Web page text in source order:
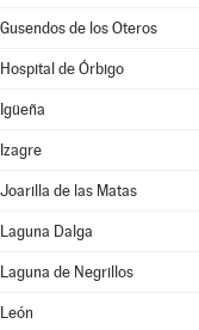
Gusendos de los Oteros
Hospital de Órbigo
Igüeña
Izagre
Joarilla de las Matas
Laguna Dalga
Laguna de Negrillos
León